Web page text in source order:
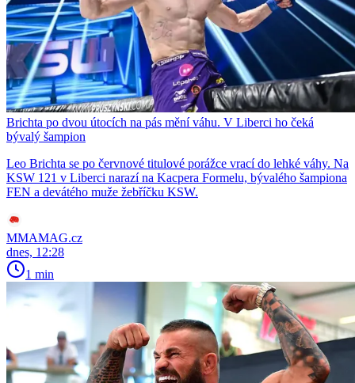
Brichta po dvou útocích na pás mění váhu. V Liberci ho čeká
bývalý šampion
Leo Brichta se po červnové titulové porážce vrací do lehké váhy. Na
KSW 121 v Liberci narazí na Kacpera Formelu, bývalého šampiona
FEN a devátého muže žebříčku KSW.
MMAMAG.cz
dnes, 12:28
1 min